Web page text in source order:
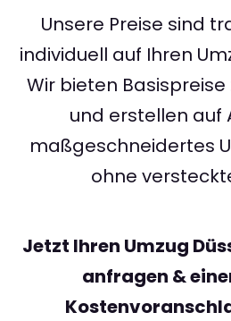
Unsere Preise sind
individuell auf Ihren
Wir bieten
und erstellen auf
maßgeschneidertes
ohne
Jetzt Ihren Umzug
anfragen &